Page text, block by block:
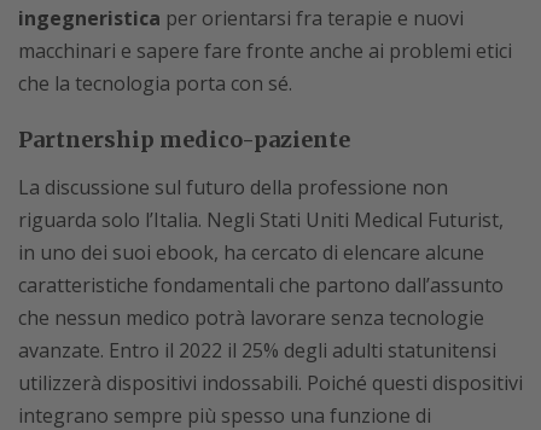
ingegneristica per orientarsi fra terapie e nuovi
macchinari e sapere fare fronte anche ai problemi etici
che la tecnologia porta con sé.
Partnership medico-paziente
La discussione sul futuro della professione non
riguarda solo l’Italia. Negli Stati Uniti Medical Futurist,
in uno dei suoi ebook, ha cercato di elencare alcune
caratteristiche fondamentali che partono dall’assunto
che nessun medico potrà lavorare senza tecnologie
avanzate. Entro il 2022 il 25% degli adulti statunitensi
utilizzerà dispositivi indossabili. Poiché questi dispositivi
integrano sempre più spesso una funzione di